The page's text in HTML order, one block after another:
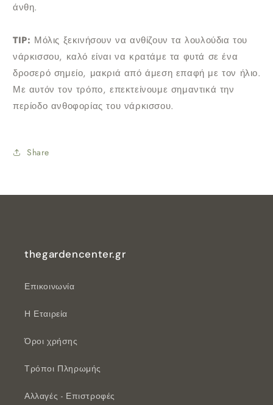
άνθη.
TIP: Μόλις ξεκινήσουν να ανθίζουν τα λουλούδια του
νάρκισσου, καλό είναι να κρατάμε τα φυτά σε ένα
δροσερό σημείο, μακριά από άμεση επαφή με τον ήλιο.
Με αυτόν τον τρόπο, επεκτείνουμε σημαντικά την
περίοδο ανθοφορίας του νάρκισσου.
Share
thegardencenter.gr
Επικοινωνία
Η Εταιρεία
Όροι χρήσης
Τρόποι Πληρωμής
Αλλαγές - Επιστροφές